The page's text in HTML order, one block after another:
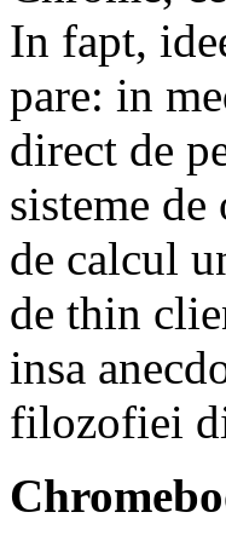
In fapt,
pare: in
direct de
sisteme de
de calcul
de thin
insa
filozofiei